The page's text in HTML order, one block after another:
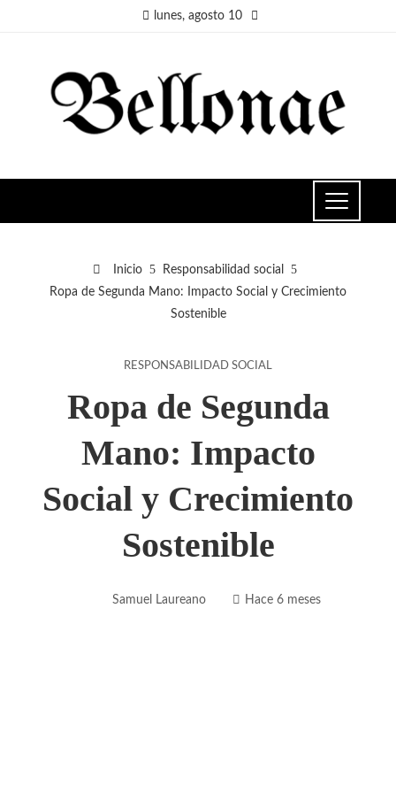
lunes, agosto 10
Inicio
Responsabilidad social
Ropa de Segunda Mano: Impacto Social y Crecimiento
Sostenible
RESPONSABILIDAD SOCIAL
Ropa de Segunda
Mano: Impacto
Social y Crecimiento
Sostenible
Samuel Laureano Hace 6 meses